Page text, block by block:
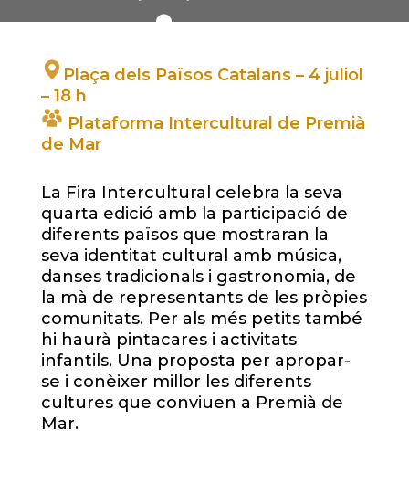
Plaça dels Països Catalans – 4 juliol
– 18 h
Plataforma Intercultural de Premià
de Mar
La Fira Intercultural celebra la seva
quarta edició amb la participació de
diferents països que mostraran la
seva identitat cultural amb música,
danses tradicionals i gastronomia, de
la mà de representants de les pròpies
comunitats. Per als més petits també
hi haurà pintacares i activitats
infantils. Una proposta per apropar-
se i conèixer millor les diferents
cultures que conviuen a Premià de
Mar.